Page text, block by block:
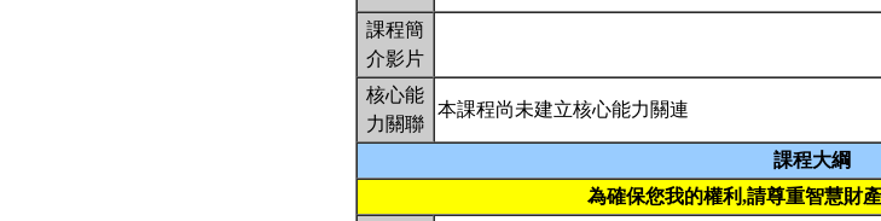
課程簡
介影片
核心能
力關聯
本課程尚未建立核心能力關連
課程大綱
為確保您我的權利,請尊重智慧財